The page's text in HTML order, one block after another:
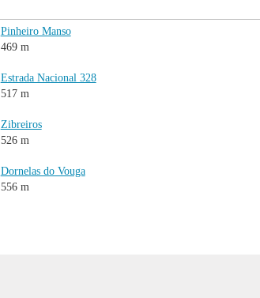
Pinheiro Manso
469 m
Estrada Nacional 328
517 m
Zibreiros
526 m
Dornelas do Vouga
556 m